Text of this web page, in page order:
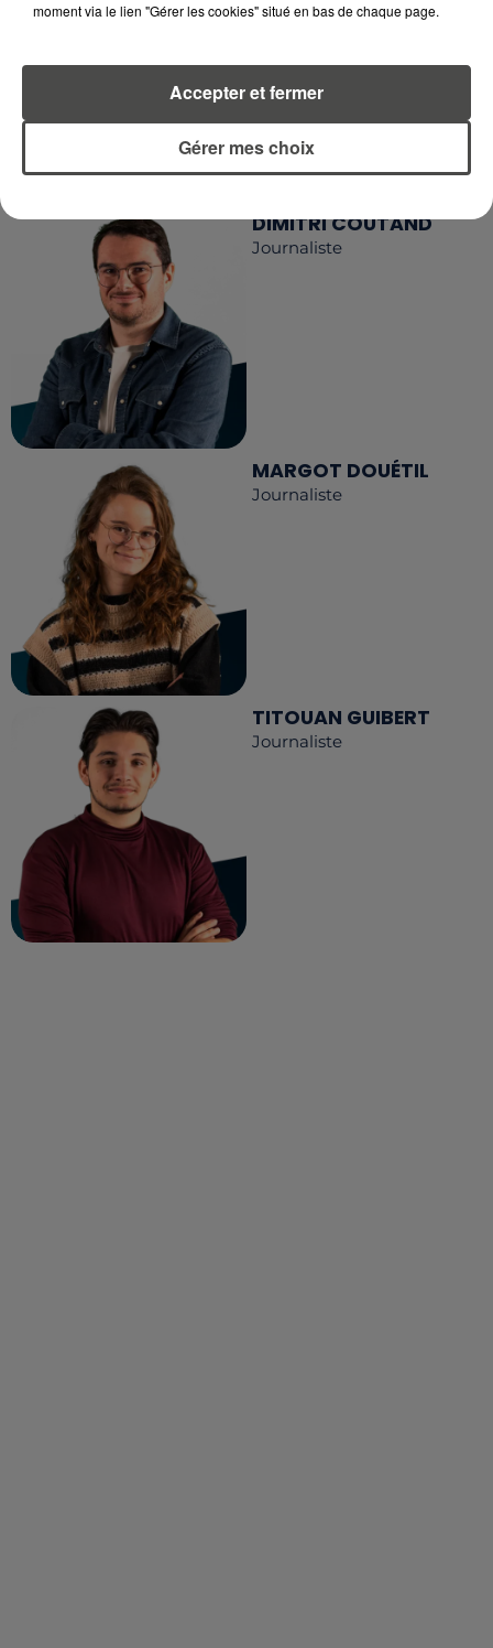
RCA
LA RÉDACTION
RCA
Voir toute l'équipe RCA
DIMITRI COUTAND
Journaliste
MARGOT DOUÉTIL
Journaliste
TITOUAN GUIBERT
Journaliste
moment via le lien "Gérer les cookies" situé en bas de chaque page.
Gérer mes choix
Accepter et fermer